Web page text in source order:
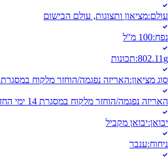
עולם:מציאון ותצוגות, עולם הבישום
נפח:100 מ''ל
802.11g
:תכונות
סוג מציאון:האריזה נפגמה/הוחזר מלקוח במסגרת 14 ימי החזרה
האריזה נפגמה/הוחזר מלקוח במסגרת 14 ימי החזרה
יבואן:יבואן מקביל
ניחוח:ענבר